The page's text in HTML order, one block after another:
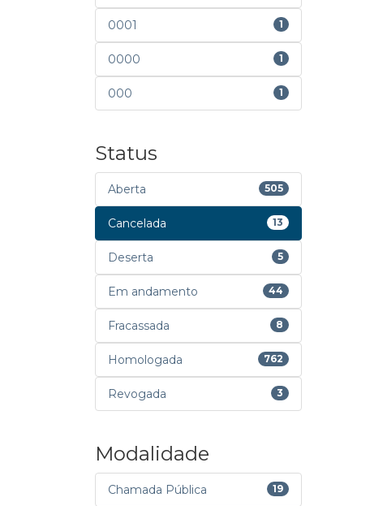
0001 1
0000 1
000 1
Status
Aberta 505
Cancelada 13
Deserta 5
Em andamento 44
Fracassada 8
Homologada 762
Revogada 3
Modalidade
Chamada Pública 19